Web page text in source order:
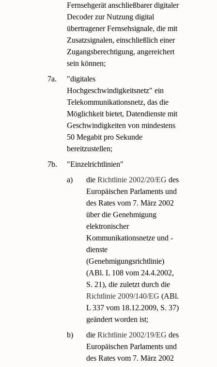
Fernsehgerät anschließbarer digitaler
Decoder zur Nutzung digital
übertragener Fernsehsignale, die mit
Zusatzsignalen, einschließlich einer
Zugangsberechtigung, angereichert
sein können;
7a.
"digitales
Hochgeschwindigkeitsnetz" ein
Telekommunikationsnetz, das die
Möglichkeit bietet, Datendienste mit
Geschwindigkeiten von mindestens
50 Megabit pro Sekunde
bereitzustellen;
7b.
"Einzelrichtlinien"
a)
dieRichtlinie 2002/20/EG des
Europäischen Parlaments und
des Rates vom 7. März 2002
über die Genehmigung
elektronischer
Kommunikationsnetze und -
dienste
(Genehmigungsrichtlinie)
(ABl. L 108 vom 24.4.2002,
S. 21), die zuletzt durch die
Richtlinie 2009/140/EG (ABl.
L 337 vom 18.12.2009, S. 37)
geändert worden ist;
b)
dieRichtlinie 2002/19/EG des
Europäischen Parlaments und
des Rates vom 7. März 2002